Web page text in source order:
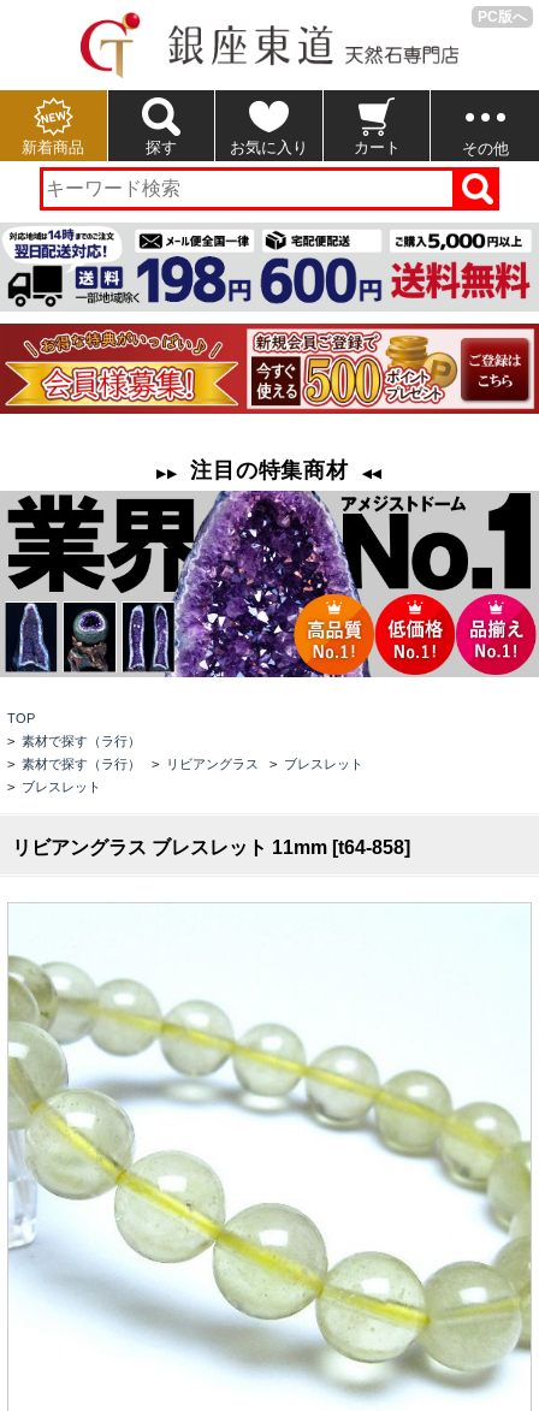
PC版へ
新着商品 探す お気に入り カート その他
TOP
> 素材で探す（ラ行）
> 素材で探す（ラ行） > リビアングラス > ブレスレット
> ブレスレット
リビアングラス ブレスレット 11mm [t64-858]